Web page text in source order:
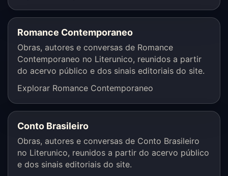
Romance Contemporaneo
Obras, autores e conversas de Romance
Contemporaneo no Literunico, reunidos a partir
do acervo público e dos sinais editoriais do site.
Explorar Romance Contemporaneo
Conto Brasileiro
Obras, autores e conversas de Conto Brasileiro
no Literunico, reunidos a partir do acervo público
e dos sinais editoriais do site.